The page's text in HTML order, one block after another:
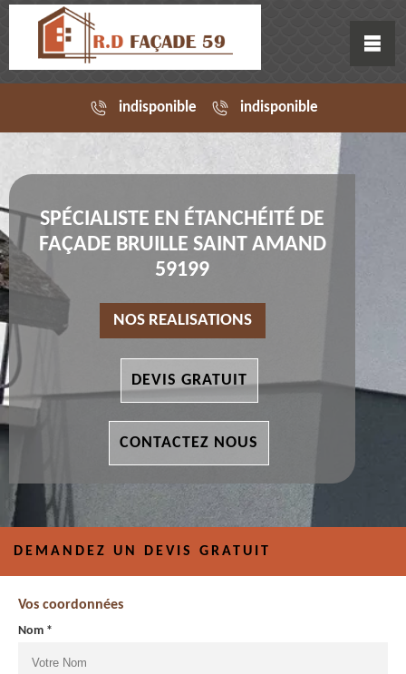
indisponible indisponible
SPÉCIALISTE EN ÉTANCHÉITÉ DE
FAÇADE BRUILLE SAINT AMAND
59199
NOS REALISATIONS
DEVIS GRATUIT
CONTACTEZ NOUS
DEMANDEZ UN DEVIS GRATUIT
Vos coordonnées
Nom *